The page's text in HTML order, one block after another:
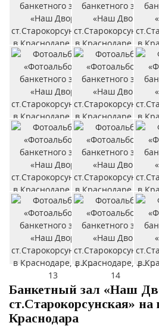
Банкетный зал «Наш
cт.Cтарокорсунская» на
Краснодара